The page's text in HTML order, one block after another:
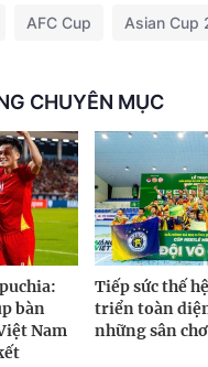
AFC Cup Asian Cup
CHUYÊN MỤC
bàn
Nam
Tiếp sức thế
triển toàn
những sân